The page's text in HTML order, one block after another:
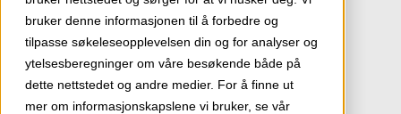
bruker denne informasjonen til å forbedre og
tilpasse søkeleseopplevelsen din og for analyser og
ytelsesberegninger om våre besøkende både på
dette nettstedet og andre medier. For å finne ut
mer om informasjonskapslene vi bruker, se vår